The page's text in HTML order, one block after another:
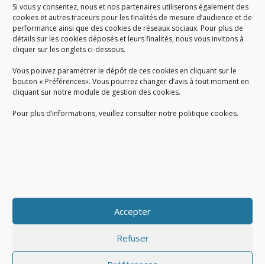
Si vous y consentez, nous et nos partenaires utiliserons également des
cookies et autres traceurs pour les finalités de mesure d’audience et de
performance ainsi que des cookies de réseaux sociaux. Pour plus de
détails sur les cookies déposés et leurs finalités, nous vous invitons à
cliquer sur les onglets ci-dessous.
Vous pouvez paramétrer le dépôt de ces cookies en cliquant sur le
bouton « Préférences». Vous pourrez changer d’avis à tout moment en
cliquant sur notre module de gestion des cookies.
Pour plus d’informations, veuillez consulter notre politique cookies.
Accepter
Refuser
A SAVOIR
Créé en 1978, le Sigidurs est un établissement public quiexerce
des missions de service public : la prévention, la collecte et la
valorisation des déchets ménagers et assimilés produits par son
territoire.
Accueil du public :